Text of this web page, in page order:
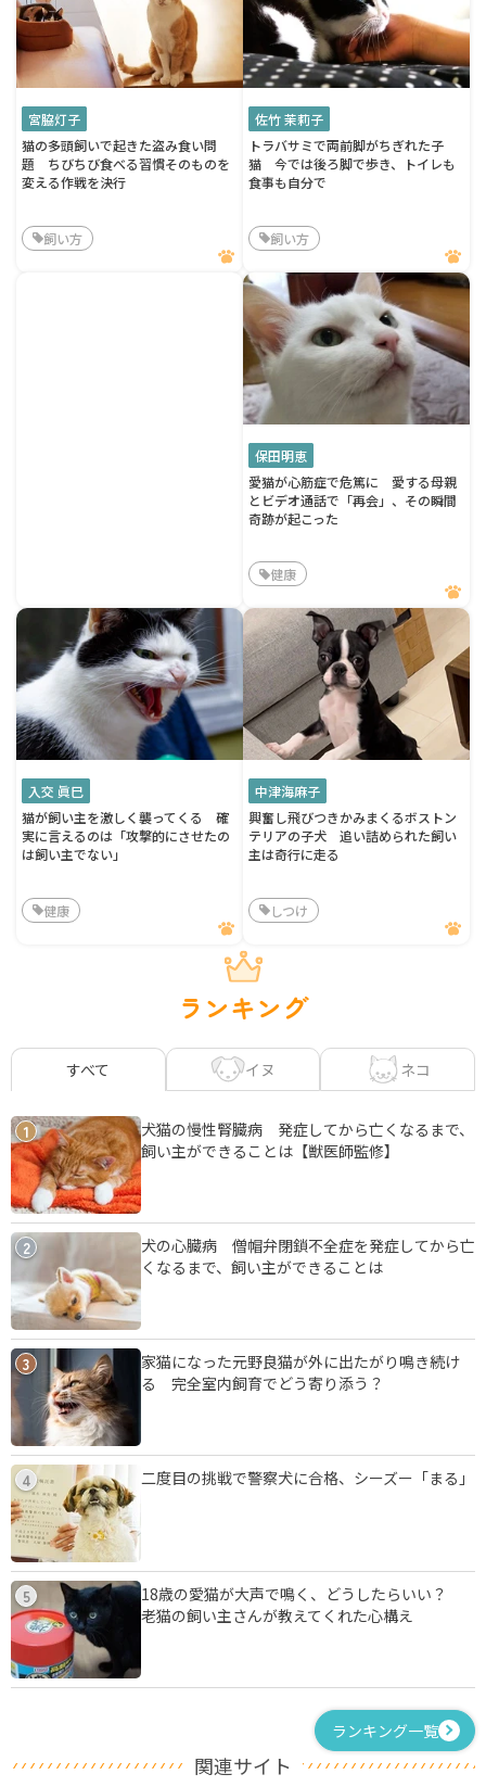
宮脇灯子
猫の多頭飼いで起きた盗み食い問
題 ちびちび食べる習慣そのものを
変える作戦を決行
飼い方
佐竹 茉莉子
トラバサミで両前脚がちぎれた子
猫 今では後ろ脚で歩き、トイレも
食事も自分で
飼い方
保田明恵
愛猫が心筋症で危篤に 愛する母親
とビデオ通話で「再会」、その瞬間
奇跡が起こった
健康
入交 眞巳
猫が飼い主を激しく襲ってくる 確
実に言えるのは「攻撃的にさせたの
は飼い主でない」
健康
中津海麻子
興奮し飛びつきかみまくるボストン
テリアの子犬 追い詰められた飼い
主は奇行に走る
しつけ
ランキング
すべて イヌ ネコ
1
犬猫の慢性腎臓病 発症してから亡くなるまで、
飼い主ができることは【獣医師監修】
2
犬の心臓病 僧帽弁閉鎖不全症を発症してから亡
くなるまで、飼い主ができることは
3
家猫になった元野良猫が外に出たがり鳴き続け
る 完全室内飼育でどう寄り添う？
4 二度目の挑戦で警察犬に合格、シーズー「まる」
5
18歳の愛猫が大声で鳴く、どうしたらいい？
老猫の飼い主さんが教えてくれた心構え
ランキング一覧
関連サイト